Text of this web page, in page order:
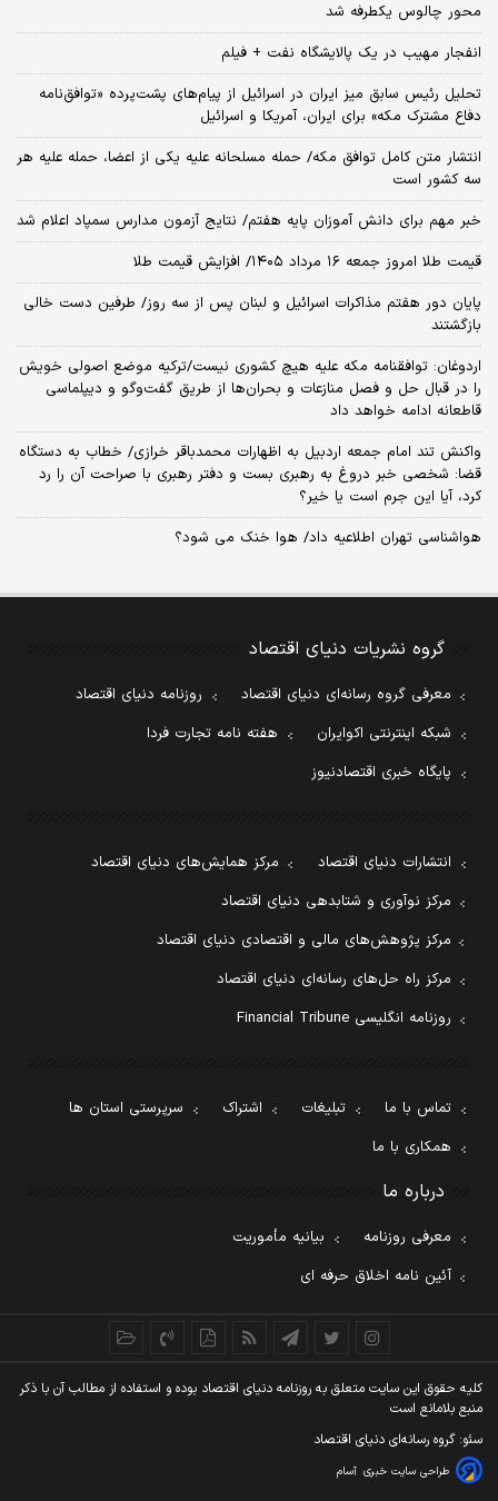
محور چالوس یکطرفه شد
انفجار مهیب در یک پالایشگاه نفت + فیلم
تحلیل رئیس سابق میز ایران در اسرائیل از پیام‌های پشت‌پرده «توافق‌نامه
دفاع مشترک مکه» برای ایران، آمریکا و اسرائیل
انتشار متن کامل توافق مکه/ حمله مسلحانه علیه یکی از اعضا، حمله علیه هر
سه کشور است
خبر مهم برای دانش آموزان پایه هفتم/ نتایج آزمون مدارس سمپاد اعلام شد
قیمت طلا امروز جمعه ۱۶ مرداد ۱۴۰۵/ افزایش قیمت طلا
پایان دور هفتم مذاکرات اسرائیل و لبنان پس از سه روز/ طرفین دست خالی
بازگشتند
اردوغان: توافقنامه مکه علیه هیچ کشوری نیست/ترکیه موضع اصولی خویش
را در قبال حل و فصل منازعات و بحران‌ها از طریق گفت‌وگو و دیپلماسی
قاطعانه ادامه خواهد داد
واکنش تند امام جمعه اردبیل به اظهارات محمدباقر خرازی/ خطاب به دستگاه
قضا: شخصی خبر دروغ به رهبری بست و دفتر رهبری با صراحت آن را رد
کرد، آیا این جرم است یا خیر؟
هواشناسی تهران اطلاعیه داد/ هوا خنک می شود؟
گروه نشریات دنیای اقتصاد
معرفی گروه رسانه‌ای دنیای اقتصاد
روزنامه دنیای اقتصاد
شبکه اینترنتی اکوایران
هفته نامه تجارت فردا
پایگاه خبری اقتصادنیوز
انتشارات دنیای اقتصاد
مرکز همایش‌های دنیای اقتصاد
مرکز نوآوری و شتابدهی دنیای اقتصاد
مرکز پژوهش‌های مالی و اقتصادی دنیای اقتصاد
مرکز راه حل‌های رسانه‌ای دنیای اقتصاد
روزنامه انگلیسی Financial Tribune
تماس با ما تبلیغات اشتراک
سرپرستی استان ها
همکاری با ما
درباره ما
معرفی روزنامه
بیانیه مأموریت
آئین نامه اخلاق حرفه ای
کليه حقوق اين سايت متعلق به روزنامه دنيای اقتصاد بوده و استفاده از مطالب آن با ذکر
منبع بلامانع است
سئو: گروه رسانه‌ای دنیای اقتصاد
طراحی سایت خبری آسام